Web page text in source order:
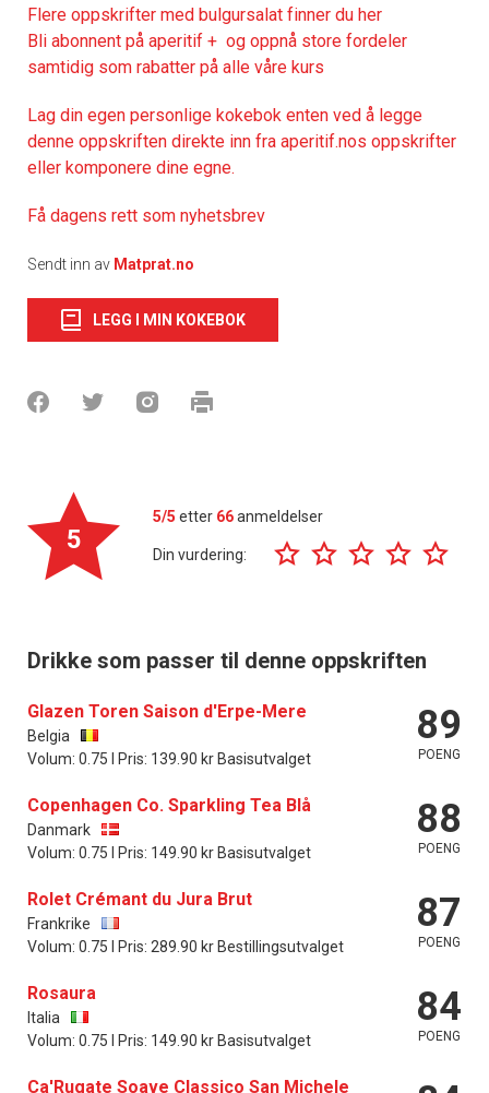
Flere oppskrifter med bulgursalat finner du her
Bli abonnent på aperitif + og oppnå store fordeler
samtidig som rabatter på alle våre kurs
Lag din egen personlige kokebok enten ved å legge
denne oppskriften direkte inn fra aperitif.nos oppskrifter
eller komponere dine egne.
Få dagens rett som nyhetsbrev
Sendt inn av Matprat.no
LEGG I MIN KOKEBOK
5
5/5 etter 66anmeldelser
Din vurdering:
Drikke som passer til denne oppskriften
Glazen Toren Saison d'Erpe-Mere
Belgia
Volum: 0.75 l Pris: 139.90 kr Basisutvalget
89
POENG
Copenhagen Co. Sparkling Tea Blå
Danmark
Volum: 0.75 l Pris: 149.90 kr Basisutvalget
88
POENG
Rolet Crémant du Jura Brut
Frankrike
Volum: 0.75 l Pris: 289.90 kr Bestillingsutvalget
87
POENG
Rosaura
Italia
Volum: 0.75 l Pris: 149.90 kr Basisutvalget
84
POENG
Ca'Rugate Soave Classico San Michele